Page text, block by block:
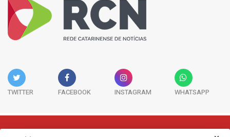
TWITTER FACEBOOK INSTAGRAM WHATSAPP